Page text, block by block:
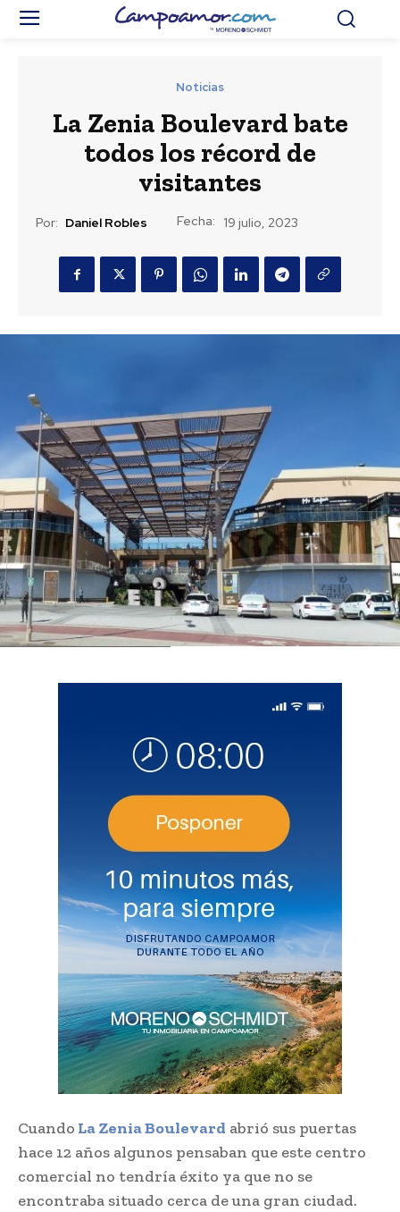
Noticias
La Zenia Boulevard bate
todos los récord de
visitantes
Por: Daniel Robles Fecha: 19 julio, 2023
Cuando La Zenia Boulevard abrió sus puertas
hace 12 años algunos pensaban que este centro
comercial no tendría éxito ya que no se
encontraba situado cerca de una gran ciudad.